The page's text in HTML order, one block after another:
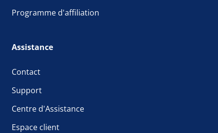
Programme d'affiliation
Assistance
Contact
Support
Centre d'Assistance
Espace client